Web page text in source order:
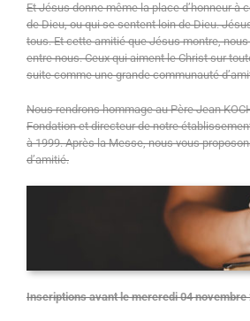
Et Jésus donne même la place d’honneur à
de Dieu, ou qui se sentent loin de Dieu.
tous. Et cette amitié que Jésus montre,
entre nous. Ceux qui aiment le Christ sur
suite comme une grande communauté
Nous rendrons hommage au Père Jean
Fondation et directeur de notre
à 1999. Après la Messe, nous vous
d’amitié.
Inscriptions avant le mercredi 04 novembre